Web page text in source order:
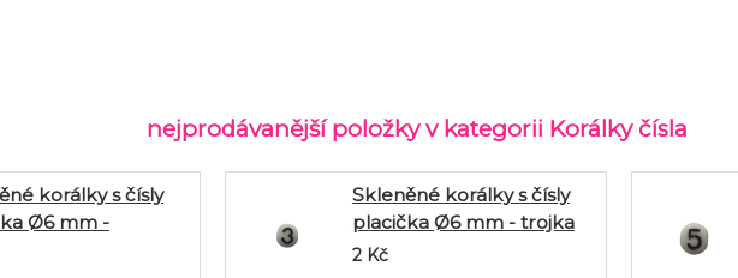
nejprodávanější položky v kategorii Korálky čísla
korálky s čísly
Ø6 mm -
Skleněné korálky s čísly
placička Ø6 mm - trojka
2 Kč